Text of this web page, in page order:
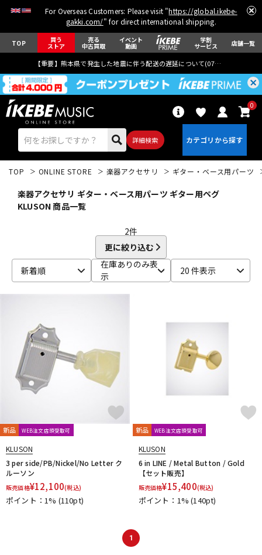
For Overseas Customers: Please visit "https://global.ikebe-
gakki.com/" for direct international shipping.
TOP 買う
ストア
売る
中古買取
イベント
動画
学割
サービス 店舗一覧
【重要】熊本県で発生した地震に伴う配送の遅延について(07月29日
詳細検索
0
ベース ウクレレ
パーカッション
キーボード 電子ピアノ
DJ機器 DTM
TOP ONLINE STORE 楽器アクセサリ ギター・ベース用パーツ
楽器アクセサリ ギター・ベース用パーツ ギター用ペグ
KLUSON 商品一覧
2件
更に絞り込む
新着順
在庫ありのみ表
示
20 件表示
新品 WEB注文店頭受取可
KLUSON
3 per side/PB/Nickel/No Letter ク
ルーソン
販売価格¥12,100(税込)
ポイント：1% (110pt)
新品 WEB注文店頭受取可
KLUSON
6 in LINE / Metal Button / Gold
【セット販売】
販売価格¥15,400(税込)
ポイント：1%(140pt)
1